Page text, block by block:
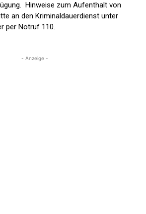
Hinweise zum Aufenthalt von
an den Kriminaldauerdienst unter
per Notruf 110.
- Anzeige -